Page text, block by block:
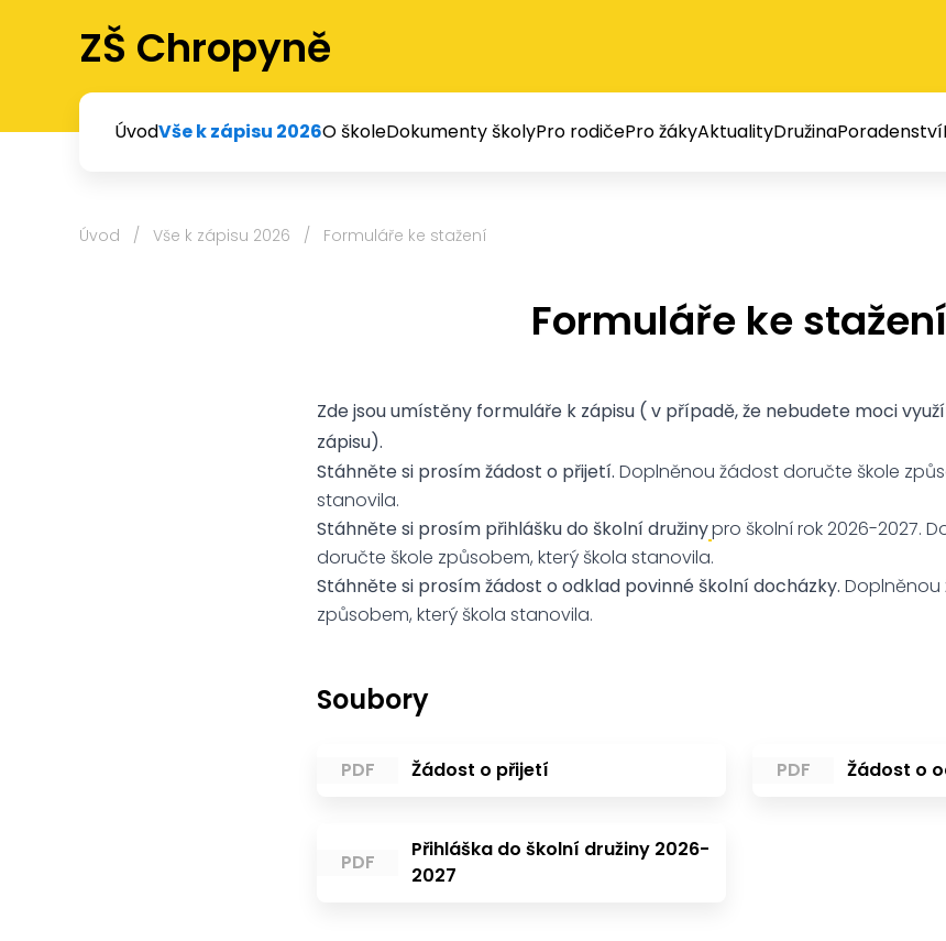
ZŠ Chropyně
ÚvodVše k zápisu 2026O školeDokumenty školyPro rodičePro žákyAktualityDružinaPoradenství
Úvod / Vše k zápisu 2026 / Formuláře ke stažení
Formuláře ke stažení
Zde jsou umístěny formuláře k zápisu ( v případě, že nebudete moci
zápisu).
Stáhněte si prosím žádost o přijetí. Doplněnou žádost doručte škole
stanovila.
Stáhněte si prosím přihlášku do školní družinypro školní rok 2026-2027.
doručte škole způsobem, který škola stanovila.
Stáhněte si prosím žádost o odklad povinné školní docházky. Doplněnou
způsobem, který škola stanovila.
Soubory
PDF Žádost o přijetí PDF Žádost o
PDF
Přihláška do školní družiny 2026-
2027